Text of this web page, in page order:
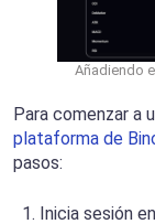
Añadiendo
Para comenzar a
plataforma de
pasos:
Inicia sesión